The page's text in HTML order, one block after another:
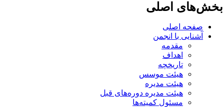
اصلی
صفحه اصلی
آشنایی با انجمن
مقدمه
اهداف
تاریخچه
هیئت موسس
هیئت مدیره
هیئت مدیره دوره‌های قبل
مسئول کمیته‌ها